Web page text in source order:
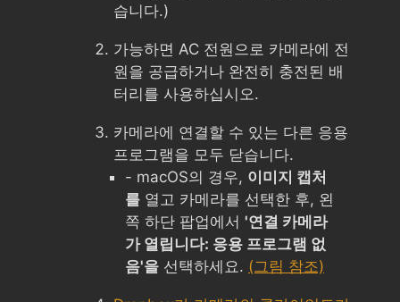
습니다.)
가능하면 AC 전원으로 카메라에 전
원을 공급하거나 완전히 충전된 배
터리를 사용하십시오.
카메라에 연결할 수 있는 다른 응용
프로그램을 모두 닫습니다.
- macOS의 경우, 이미지 캡처
를 열고 카메라를 선택한 후, 왼
쪽 하단 팝업에서 '연결 카메라
가 열립니다: 응용 프로그램 없
음'을 선택하세요. (그림 참조)